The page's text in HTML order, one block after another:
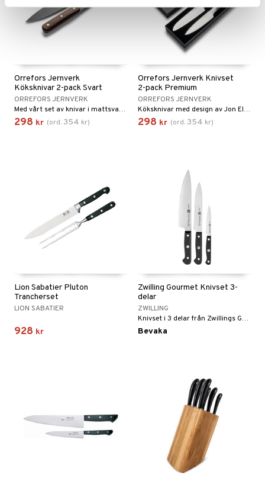
Orrefors Jernverk
Köksknivar 2-pack Svart
ORREFORS JERNVERK
Med vårt set av knivar i mattsvart design och handtag av mörkt wengeträ får du både en santokukniv och kökskniv.
298 kr (ord. 354 kr)
Orrefors Jernverk Knivset
2-pack Premium
ORREFORS JERNVERK
Köksknivar med design av Jon Eliason med genomtänkt grepp kommer i en fin presentlåda vilket gör dem till en perfekt gåva.
298 kr (ord. 354 kr)
Lion Sabatier Pluton
Trancherset
LION SABATIER
928 kr
Zwilling Gourmet Knivset 3-
delar
ZWILLING
Knivset i 3 delar från Zwillings Gourmet-serie.
Bevaka